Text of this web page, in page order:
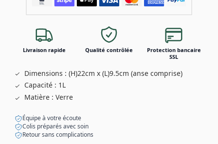
Livraison rapide Qualité contrôlée
Protection bancaire
SSL
Dimensions : (H)22cm x (L)9.5cm (anse comprise)
Capacité : 1L
Matière : Verre
Équipe à votre écoute
Colis préparés avec soin
Retour sans complications